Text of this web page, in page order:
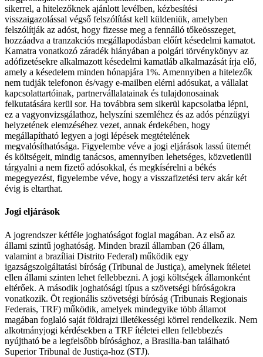
sikerrel, a hitelezőknek ajánlott levélben, kézbesítési
visszaigazolással végső felszólítást kell küldeniük, amelyben
felszólítják az adóst, hogy fizesse meg a fennálló tőkeösszeget,
hozzáadva a tranzakciós megállapodásban előírt késedelmi kamatot.
Kamatra vonatkozó záradék hiányában a polgári törvénykönyv az
adófizetésekre alkalmazott késedelmi kamatláb alkalmazását írja elő,
amely a késedelem minden hónapjára 1%. Amennyiben a hitelezők
nem tudják telefonon és/vagy e-mailben elérni adósukat, a vállalat
kapcsolattartóinak, partnervállalatainak és tulajdonosainak
felkutatására kerül sor. Ha továbbra sem sikerül kapcsolatba lépni,
ez a vagyonvizsgálathoz, helyszíni szemléhez és az adós pénzügyi
helyzetének elemzéséhez vezet, annak érdekében, hogy
megállapítható legyen a jogi lépések megtételének
megvalósíthatósága. Figyelembe véve a jogi eljárások lassú ütemét
és költségeit, mindig tanácsos, amennyiben lehetséges, közvetlenül
tárgyalni a nem fizető adósokkal, és megkísérelni a békés
megegyezést, figyelembe véve, hogy a visszafizetési terv akár két
évig is eltarthat.
Jogi eljárások
A jogrendszer kétféle joghatóságot foglal magában. Az első az
állami szintű joghatóság. Minden brazil államban (26 állam,
valamint a brazíliai Distrito Federal) működik egy
igazságszolgáltatási bíróság (Tribunal de Justiça), amelynek ítéletei
ellen állami szinten lehet fellebbezni. A jogi költségek államonként
eltérőek. A második joghatósági típus a szövetségi bíróságokra
vonatkozik. Öt regionális szövetségi bíróság (Tribunais Regionais
Federais, TRF) működik, amelyek mindegyike több államot
magában foglaló saját földrajzi illetékességi körrel rendelkezik. Nem
alkotmányjogi kérdésekben a TRF ítéletei ellen fellebbezés
nyújtható be a legfelsőbb bírósághoz, a Brasilia-ban található
Superior Tribunal de Justiça-hoz (STJ).